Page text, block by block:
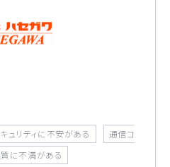
ュリティに不安がある
通信コ
に不満がある